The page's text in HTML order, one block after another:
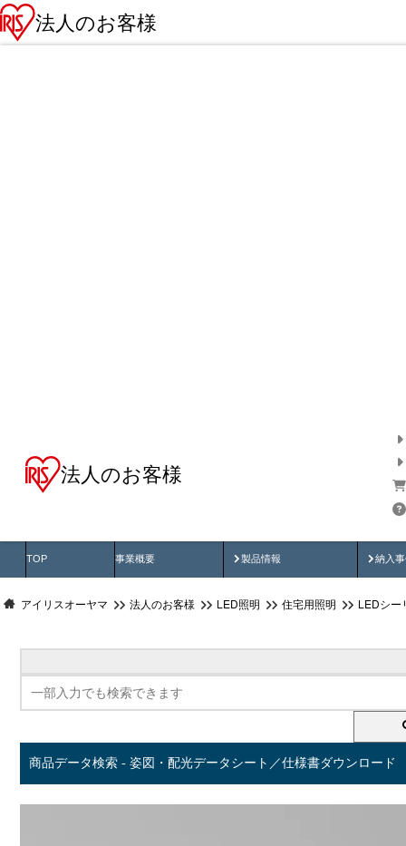
法人のお客様
法人のお客様
TOP 事業概要 製品情報
製品動画 納入
納
アイリスオーヤマ 法人のお客様 LED照明 住宅用照明 LEDシー
商品データ検索 - 姿図・配光データシート／仕様書ダウンロード